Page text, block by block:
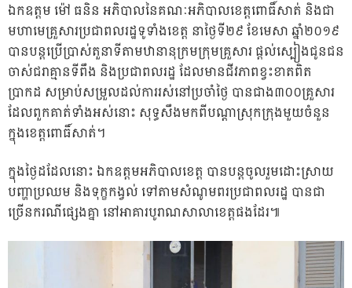
ឯកឧត្តម ម៉ៅ ធនិន អភិបាលនៃគណៈអភិបាលខេត្តពោធិ៍សាត់ និងជា
មហាមេគ្រួសារប្រជាពលរដ្ឋទូទាំងខេត្ត នាថ្ងៃទី២៩ ខែមេសា ឆ្នាំ២០១៩
បានបន្តប្រើប្រាស់តួនាទីតាមឋានានុក្រមក្រុមគ្រួសារ ផ្តល់ស្បៀងជូនជន
ចាស់ជរាគ្មានទីពឹង និងប្រជាពលរដ្ឋ ដែលមានជីវភាពខ្វះខាតពិត
ប្រាកដ សម្រាប់សម្រួលដល់ការរស់នៅប្រចាំថ្ងៃ បានជាង៣០០គ្រួសារ
ដែលពួកគាត់ទាំងអស់នោះ សុទ្ធសឹងមកពីបណ្តាស្រុកក្រុងមួយចំនួន
ក្នុងខេត្តពោធិ៍សាត់។
ក្នុងថ្ងៃដដែលនោះ ឯកឧត្តមអភិបាលខេត្ត បានបន្តចូលរួមដោះស្រាយ
បញ្ហាប្រឈម និងទុក្ខកង្វល់ ទៅតាមសំណូមពរប្រជាពលរដ្ឋ បានជា
ច្រើនករណីផ្សេងគ្នា នៅអាគារបូរាណសាលាខេត្តផងដែរ៕